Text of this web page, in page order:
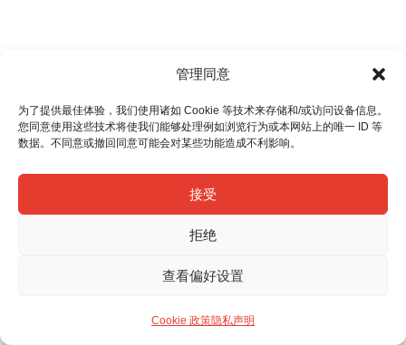
管理同意
为了提供最佳体验，我们使用诸如 Cookie 等技术来存储和/或访问设备信息。
您同意使用这些技术将使我们能够处理例如浏览行为或本网站上的唯一 ID 等
数据。不同意或撤回同意可能会对某些功能造成不利影响。
接受
拒绝
查看偏好设置
Cookie 政策隐私声明